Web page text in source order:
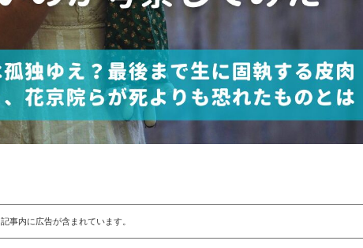
記事内に広告が含まれています。